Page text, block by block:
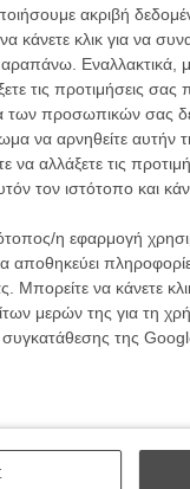
ακριβή
κλικ για να
Εναλλακτικά,
τις προτιμήσεις σας
των προσωπικών σας
να αρνηθείτε αυτήν
να αλλάξετε τις
τον ιστότοπο και
η εφαρμογή
αποθηκεύει
να κάνετε
μερών της για τη
της
ταινία της